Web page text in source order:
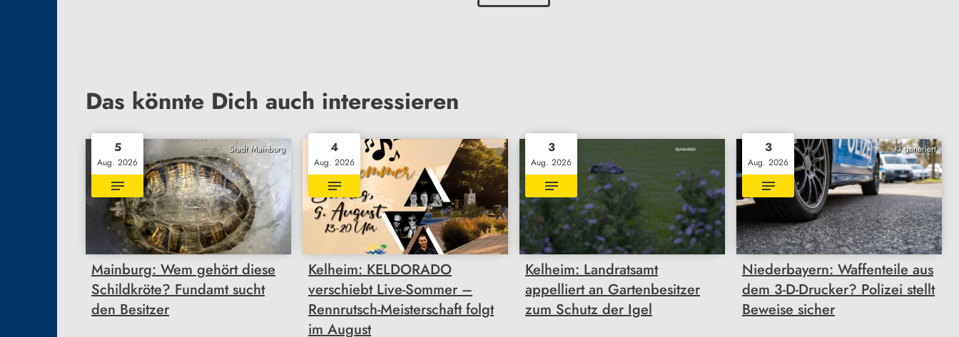
Das könnte Dich auch interessieren
Stadt Mainburg
5
Aug. 2026
Mainburg: Wem gehört diese
Schildkröte? Fundamt sucht
den Besitzer
4
Aug. 2026
Kelheim: KELDORADO
verschiebt Live-Sommer –
Rennrutsch-Meisterschaft folgt
im August
3
Aug. 2026
Kelheim: Landratsamt
appelliert an Gartenbesitzer
zum Schutz der Igel
KI generiert
3
Aug. 2026
Niederbayern: Waffenteile aus
dem 3-D-Drucker? Polizei stellt
Beweise sicher